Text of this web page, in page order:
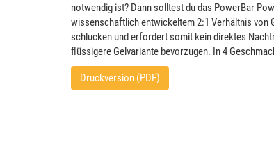
notwendig ist? Dann solltest du das PowerBar
wissenschaftlich entwickeltem 2:1 Verhältnis von
schlucken und erfordert somit kein direktes
flüssigere Gelvariante bevorzugen. In 4
Druckversion (PDF)